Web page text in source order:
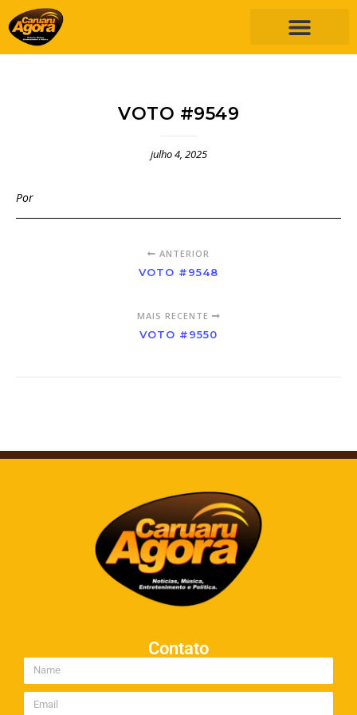
VOTO #9549
julho 4, 2025
Por
ANTERIOR
VOTO #9548
MAIS RECENTE
VOTO #9550
Contato